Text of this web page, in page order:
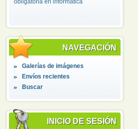
NAVEGACIÓN
Galerías de imágenes
Envíos recientes
Buscar
INICIO DE SESIÓN